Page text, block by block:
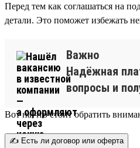
Перед тем как соглашаться на
детали. Это поможет избежать
Важно
Надёжная
вопросы и
Вот на что стоит обратить
✍️ Есть ли договор или оферта